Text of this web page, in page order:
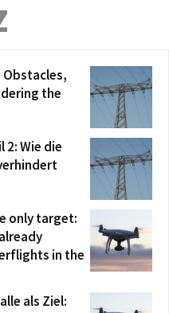
Obstacles,
the
2: Wie die
only target:
in the
als Ziel: